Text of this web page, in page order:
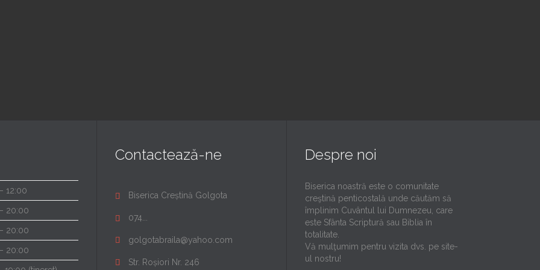
12:00
20:00
20:00
20:00
Contactează-ne
 Biserica Creștină Golgota
 074...
 golgotabraila@yahoo.com
 Str. Roșiori Nr. 246
Despre noi
Biserica noastră este o comunitate
creştină penticostală unde căutăm să
împlinim Cuvântul lui Dumnezeu, care
este Sfânta Scriptură sau Biblia în
totalitate.
Vă mulţumim pentru vizita dvs. pe site-
ul nostru!